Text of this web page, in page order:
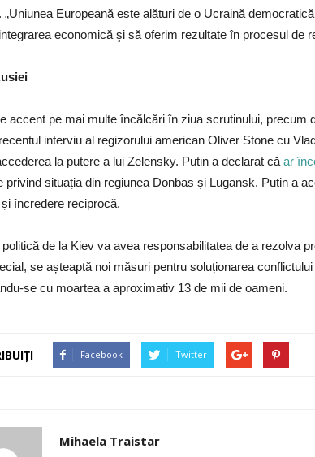
„Uniunea Europeană este alături de o Ucraină
economică şi să oferim rezultate în procesul de
accent pe mai multe încălcări în ziua scrutinului, precum
interviu al regizorului american Oliver Stone cu
la putere a lui Zelensky. Putin a declarat că ar
privind situația din regiunea Donbas și Lugansk. Putin a
încredere reciprocă.
politică de la Kiev va avea responsabilitatea de a rezolva
se așteaptă noi măsuri pentru soluționarea
se cu moartea a aproximativ 13 de mii de oameni.
Facebook Twitter
Mihaela Traistar